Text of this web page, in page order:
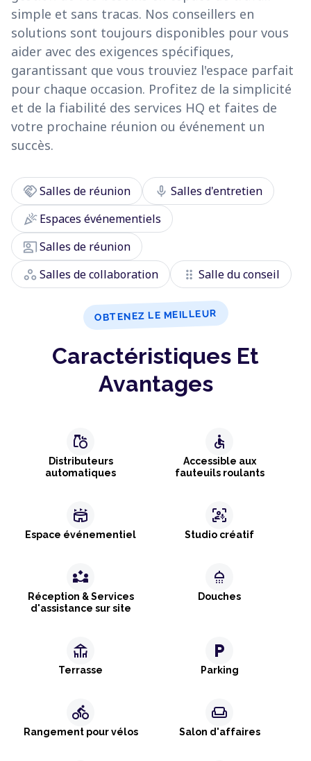
simple et sans tracas. Nos conseillers en
solutions sont toujours disponibles pour vous
aider avec des exigences spécifiques,
garantissant que vous trouviez l'espace parfait
pour chaque occasion. Profitez de la simplicité
et de la fiabilité des services HQ et faites de
votre prochaine réunion ou événement un
succès.
handshakeSalles de réunion mic Salles d'entretien
celebrationEspaces événementiels
co_presentSalles de réunion
workspaces Salles de collaboration drag_indicator Salle du conseil
OBTENEZ LE MEILLEUR
Caractéristiques Et
Avantages
grocery
Distributeurs
automatiques
accessible
Accessible aux
fauteuils roulants
stadium
Espace événementiel
frame_person_mic
Studio créatif
partner_exchange
Réception & Services
d'assistance sur site
shower
Douches
deck
Terrasse
local_parking
Parking
directions_bike
Rangement pour vélos
weekend
Salon d'affaires